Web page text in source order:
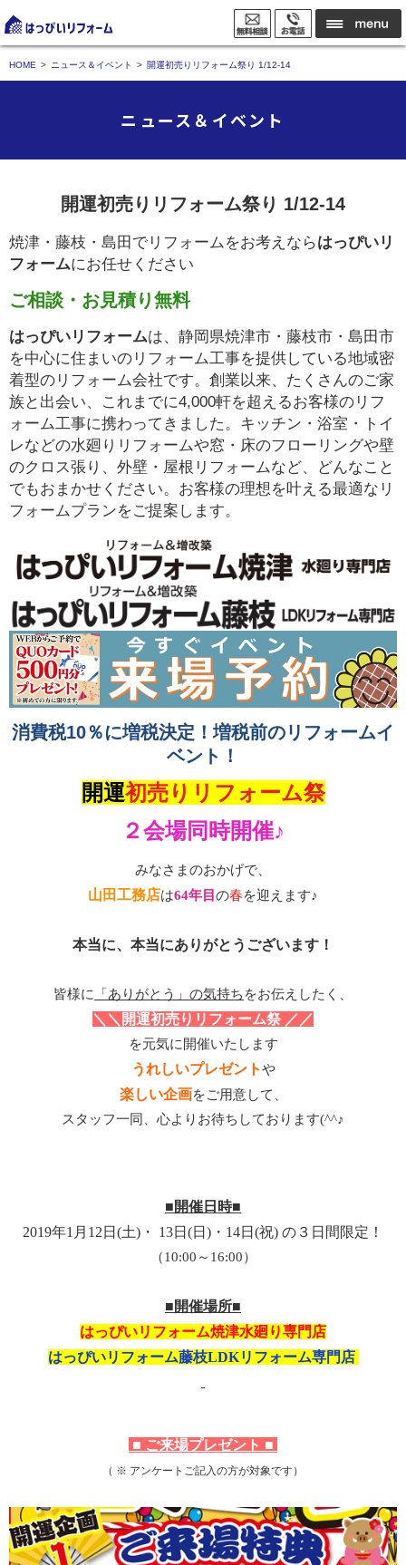
HOME ニュース＆イベント 開運初売りリフォーム祭り 1/12-14
ニュース＆イベント
開運初売りリフォーム祭り 1/12-14
焼津・藤枝・島田でリフォームをお考えならはっぴいリ
フォームにお任せください
ご相談・お見積り無料
はっぴいリフォームは、静岡県焼津市・藤枝市・島田市
を中心に住まいのリフォーム工事を提供している地域密
着型のリフォーム会社です。創業以来、たくさんのご家
族と出会い、これまでに4,000軒を超えるお客様のリフ
ォーム工事に携わってきました。キッチン・浴室・トイ
レなどの水廻りリフォームや窓・床のフローリングや壁
のクロス張り、外壁・屋根リフォームなど、どんなこと
でもおまかせください。お客様の理想を叶える最適なリ
フォームプランをご提案します。
消費税10％に増税決定！増税前のリフォームイ
ベント！
開運初売りリフォーム祭
２会場同時開催♪
みなさまのおかげで、
山田工務店は64年目 の春を迎えます♪
本当に、本当にありがとうございます！
皆様に 「ありがとう」の気持ち をお伝えしたく、
＼＼開運初売りリフォーム祭 ／／
を元気に開催いたします
うれしいプレゼントや
楽しい企画をご用意して、
スタッフ一同、心よりお待ちしております(^^♪
■開催日時■
2019年1月12日(土)・ 13日(日)・14日 (祝) の３日間限定！
（10:00～16:00）
■開催場所■
はっぴいリフォーム焼津水廻り専門店
はっぴいリフォーム藤枝LDKリフォーム専門店
■ ご来場プレゼント ■
（ ※ アンケートご記入の方が対象です）